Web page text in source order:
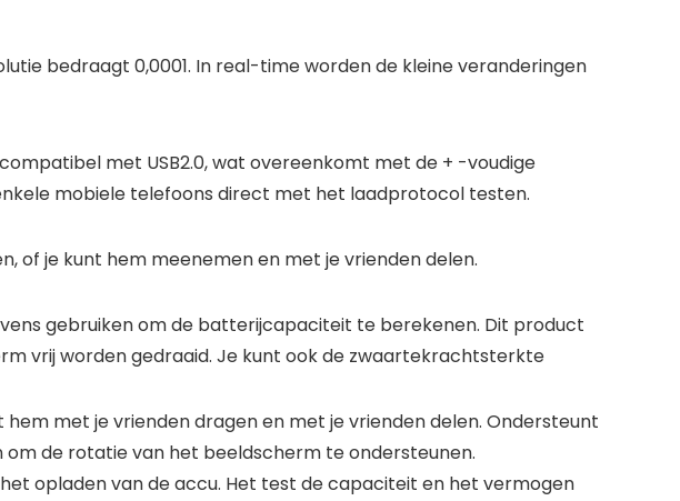
bedraagt 0,0001. In real-time worden de kleine veranderingen
met USB2.0, wat overeenkomt met de + -voudige
mobiele telefoons direct met het laadprotocol testen.
of je kunt hem meenemen en met je vrienden delen.
gebruiken om de batterijcapaciteit te berekenen. Dit product
vrij worden gedraaid. Je kunt ook de zwaartekrachtsterkte
hem met je vrienden dragen en met je vrienden delen. Ondersteunt
de rotatie van het beeldscherm te ondersteunen.
opladen van de accu. Het test de capaciteit en het vermogen